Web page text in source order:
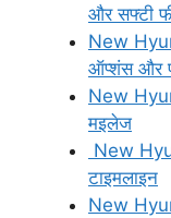
और सफ्टी
New
ऑप्शंस और
New
मइलेज
New
टाइमलाइन
New